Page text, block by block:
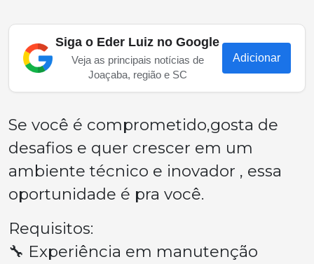
Siga o Eder Luiz no Google
Veja as principais notícias de
Joaçaba, região e SC
Adicionar
Se você é comprometido,gosta de
desafios e quer crescer em um
ambiente técnico e inovador , essa
oportunidade é pra você.
Requisitos:
🔧 Experiência em manutenção